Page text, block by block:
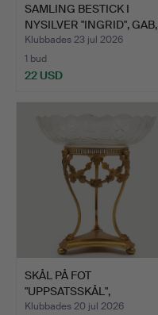
SAMLING BESTICK I
NYSILVER "INGRID", GAB,
…
Klubbades 23 jul 2026
1 bud
22 USD
SKÅL PÅ FOT
"UPPSATSSKÅL",
EMPIRESTIL, PAT…
Klubbades 20 jul 2026